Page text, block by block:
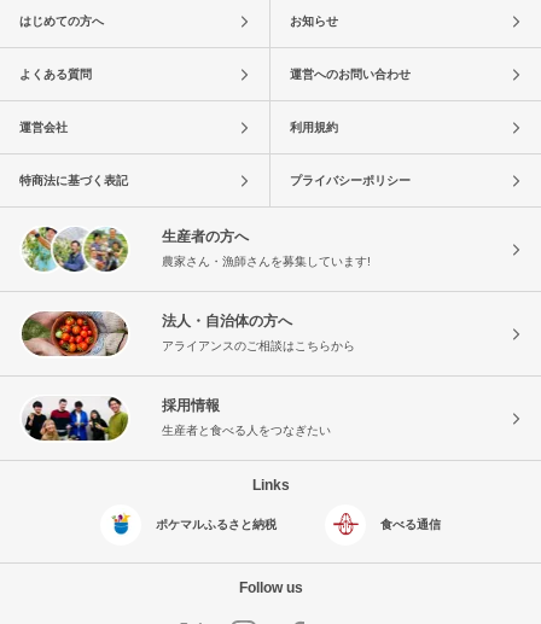
はじめての方へ お知らせ
よくある質問 運営へのお問い合わせ
運営会社 利用規約
特商法に基づく表記 プライバシーポリシー
生産者の方へ
農家さん・漁師さんを募集しています!
法人・自治体の方へ
アライアンスのご相談はこちらから
採用情報
生産者と食べる人をつなぎたい
Links
ポケマルふるさと納税 食べる通信
Follow us